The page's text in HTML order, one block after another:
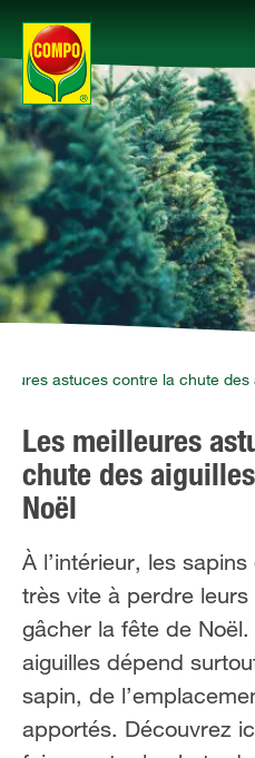
Produits
Conseil
Thèmes
Service
Qui sommes-nous?
FR
astuces contre la chute
Les meilleures
chute des
Noël
À l’intérieur, les
très vite à perdre
gâcher la fête de
aiguilles dépend
sapin, de
apportés. Découvrez